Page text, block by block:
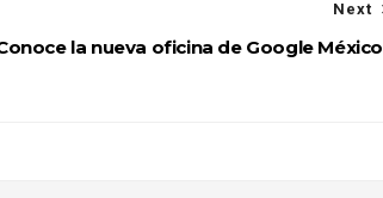
Next
la nueva oficina de Google México